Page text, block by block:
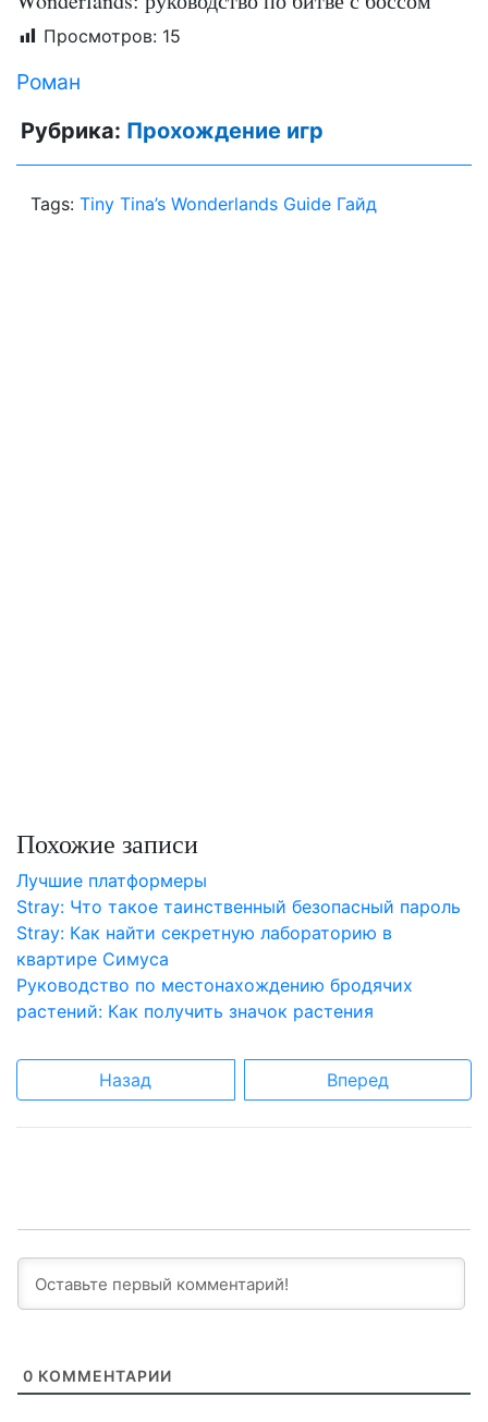
Просмотров: 15
Роман
Рубрика: Прохождение игр
Tags: Tiny Tina’s Wonderlands Guide Гайд
Похожие записи
Лучшие платформеры
Stray: Что такое таинственный безопасный пароль
Stray: Как найти секретную лабораторию в
квартире Симуса
Руководство по местонахождению бродячих
растений: Как получить значок растения
Назад Вперед
0 КОММЕНТАРИИ